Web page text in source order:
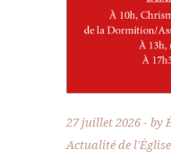
27 juillet 2026 by
Actualité de